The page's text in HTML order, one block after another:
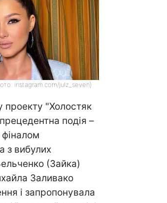
instagram.com/julz_seven)
проекту "Холостяк
подія –
з вибулих
(Зайка)
Заливако
і запропонувала